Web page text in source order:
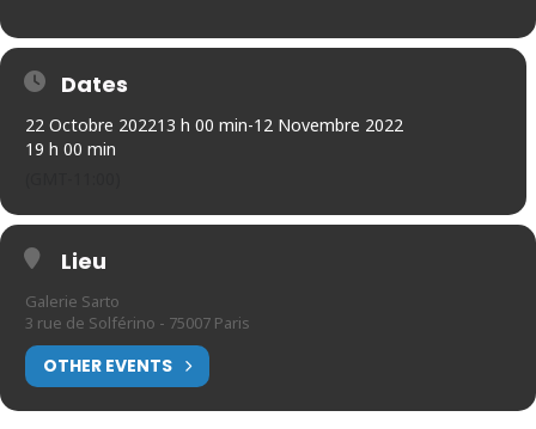
Dates
22 Octobre 202213 h 00 min-12 Novembre 2022
19 h 00 min
Lieu
Galerie Sarto
3 rue de Solférino - 75007 Paris
OTHER EVENTS